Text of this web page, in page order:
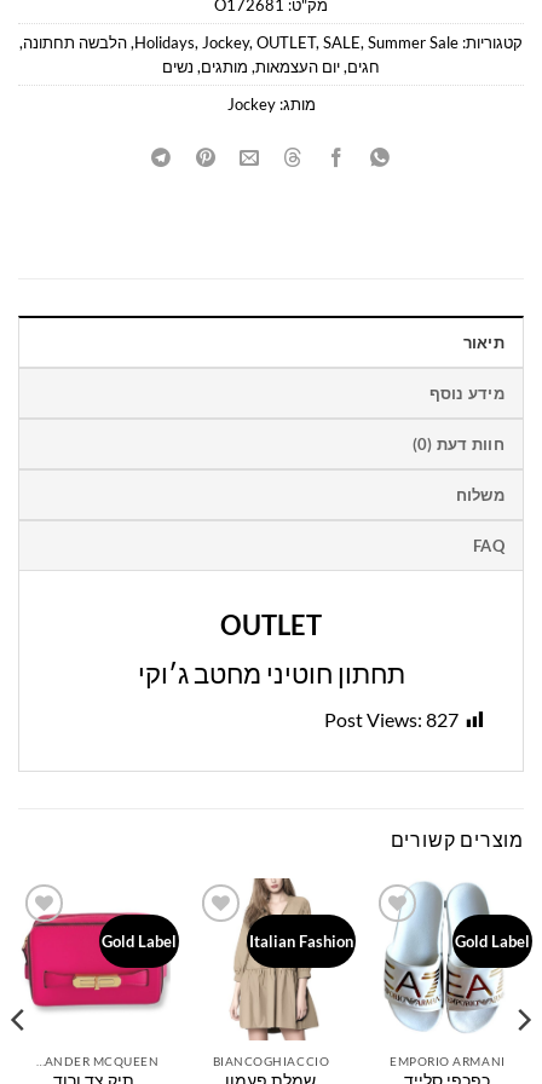
מק"ט: O172681
קטגוריות:
Holidays, Jockey, OUTLET, SALE, Summer Sale
,הלבשה תחתונה,
חגים,יום העצמאות, מותגים, נשים
מותג:Jockey
תיאור
מידע נוסף
חוות דעת (0)
משלוח
FAQ
OUTLET
תחתון חוטיני מחטב ג׳וקי
Post Views: 827
מוצרים קשורים
Gold Label
Add to
wishlist
EMPORIO ARMANI
Italian Fashion
wishlist
BIANCOGHIACCIO
Gold Label
Add to
wishlist